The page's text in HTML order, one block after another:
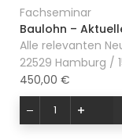
Fachseminar
Baulohn –
Alle relevanten
22529 Hamburg /
450,00 €